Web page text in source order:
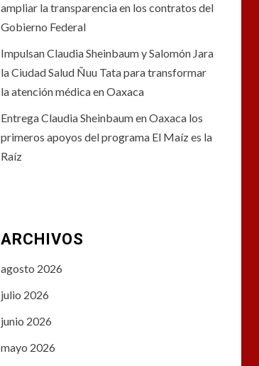
ampliar la transparencia en los contratos del
Gobierno Federal
Impulsan Claudia Sheinbaum y Salomón Jara
la Ciudad Salud Ñuu Tata para transformar
la atención médica en Oaxaca
Entrega Claudia Sheinbaum en Oaxaca los
primeros apoyos del programa El Maíz es la
Raíz
ARCHIVOS
agosto 2026
julio 2026
junio 2026
mayo 2026